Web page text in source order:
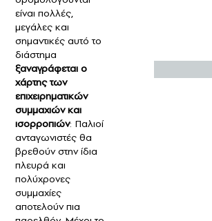
είναι πολλές,
μεγάλες και
σημαντικές αυτό το
διάστημα
ξαναγράφεται ο
χάρτης των
επιχειρηματικών
συμμαχιών και
ισορροπιών: Παλιοί
ανταγωνιστές θα
βρεθούν στην ίδια
πλευρά και
πολύχρονες
συμμαχίες
αποτελούν πια